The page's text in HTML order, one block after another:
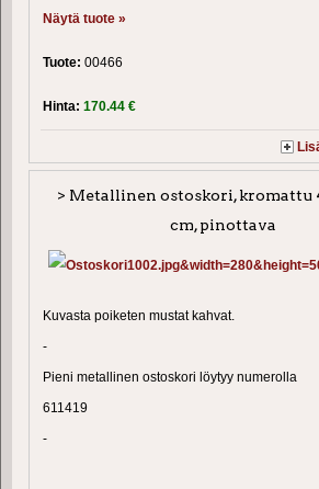
Näytä tuote »
Tuote: 00466
Hinta: 170.44 €
> Metallinen ostoskori, kromattu
cm, pinottava
Kuvasta poiketen mustat kahvat.
-
Pieni metallinen ostoskori löytyy numerolla
611419
-